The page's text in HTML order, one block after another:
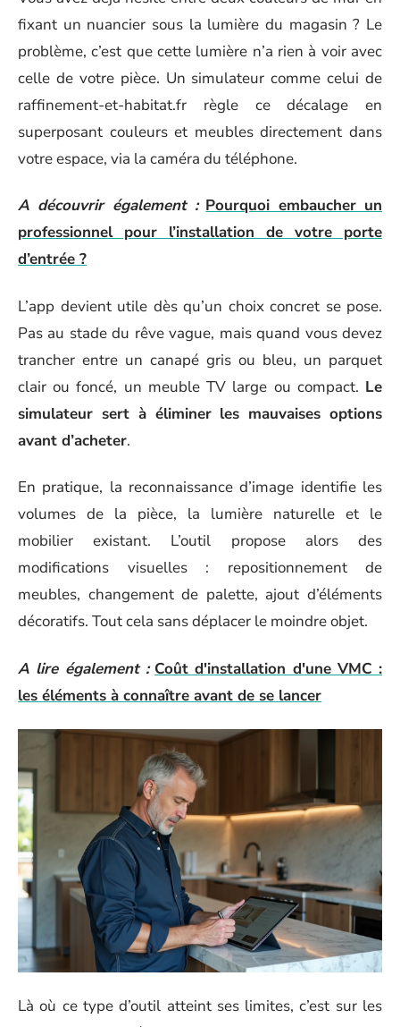
fixant un nuancier sous la lumière du magasin ? Le
problème, c’est que cette lumière n’a rien à voir avec
celle de votre pièce. Un simulateur comme celui de
raffinement-et-habitat.fr règle ce décalage en
superposant couleurs et meubles directement dans
votre espace, via la caméra du téléphone.
A découvrir également : Pourquoi embaucher un
professionnel pour l’installation de votre porte
d’entrée ?
L’app devient utile dès qu’un choix concret se pose.
Pas au stade du rêve vague, mais quand vous devez
trancher entre un canapé gris ou bleu, un parquet
clair ou foncé, un meuble TV large ou compact. Le
simulateur sert à éliminer les mauvaises options
avant d’acheter.
En pratique, la reconnaissance d’image identifie les
volumes de la pièce, la lumière naturelle et le
mobilier existant. L’outil propose alors des
modifications visuelles : repositionnement de
meubles, changement de palette, ajout d’éléments
décoratifs. Tout cela sans déplacer le moindre objet.
A lire également : Coût d'installation d'une VMC :
les éléments à connaître avant de se lancer
Là où ce type d’outil atteint ses limites, c’est sur les